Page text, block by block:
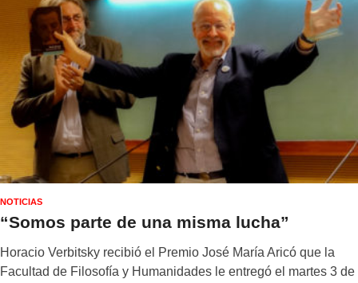
NOTICIAS
“Somos parte de una misma lucha”
Horacio Verbitsky recibió el Premio José María Aricó que la
Facultad de Filosofía y Humanidades le entregó el martes 3 de